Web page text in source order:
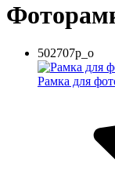
502707p_o
Рамка для